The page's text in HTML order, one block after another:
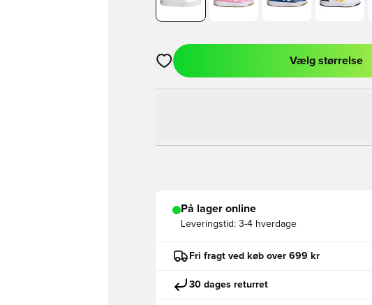
Åbner en Modal til at logge ind eller tilmelde
Vælg størrelse
På lager online
Leveringstid: 3-4 hverdage
Fri fragt ved køb over 699 kr
30 dages returret